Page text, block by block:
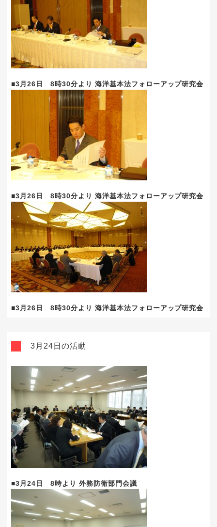
■3月26日 8時30分より 海洋基本法フォローアップ研究会
■3月26日 8時30分より 海洋基本法フォローアップ研究会
■3月26日 8時30分より 海洋基本法フォローアップ研究会
3月24日の活動
■3月24日 8時より 外務防衛部門会議